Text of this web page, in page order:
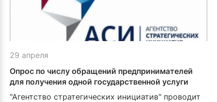
29 апреля
Опрос по числу обращений предпринимателей
для получения одной государственной услуги
"Агентство стратегических инициатив" проводит